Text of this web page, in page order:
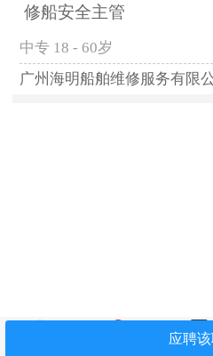
修船安全主管
中专 18 - 60岁
广州海明船舶维修服务有限
简历中